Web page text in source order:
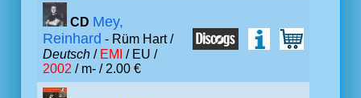
CD Mey,
Reinhard - Rüm Hart /
Deutsch / EMI / EU /
2002 / m- / 2.00 €